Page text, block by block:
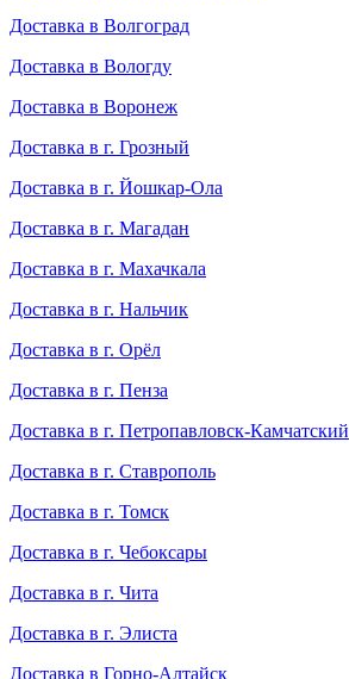
Доставка в Волгоград
Доставка в Вологду
Доставка в Воронеж
Доставка в г. Грозный
Доставка в г. Йошкар-Ола
Доставка в г. Магадан
Доставка в г. Махачкала
Доставка в г. Нальчик
Доставка в г. Орёл
Доставка в г. Пенза
Доставка в г. Петропавловск-Камчатский
Доставка в г. Ставрополь
Доставка в г. Томск
Доставка в г. Чебоксары
Доставка в г. Чита
Доставка в г. Элиста
Доставка в Горно-Алтайск